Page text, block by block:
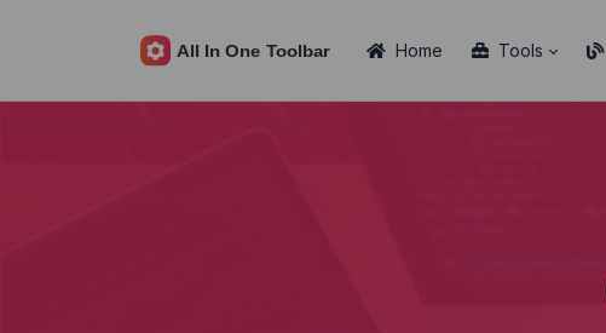
Home Tools